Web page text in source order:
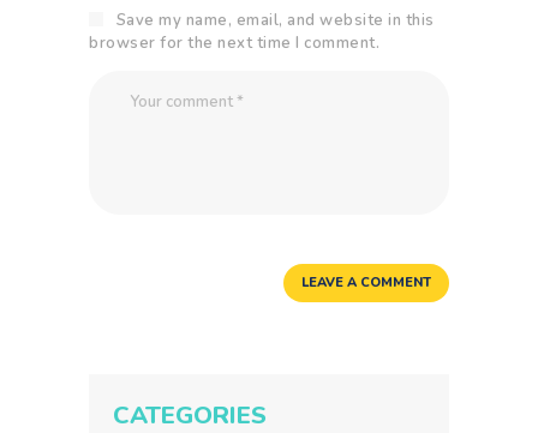
Save my name, email, and website in this
browser for the next time I comment.
CATEGORIES